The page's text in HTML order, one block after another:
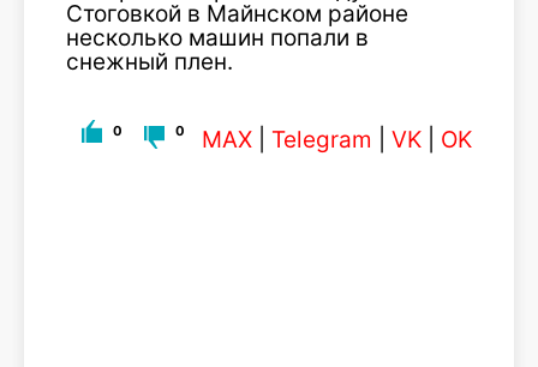
Стоговкой в Майнском районе
несколько машин попали в
снежный плен.
0 0 MAX Telegram VK OK